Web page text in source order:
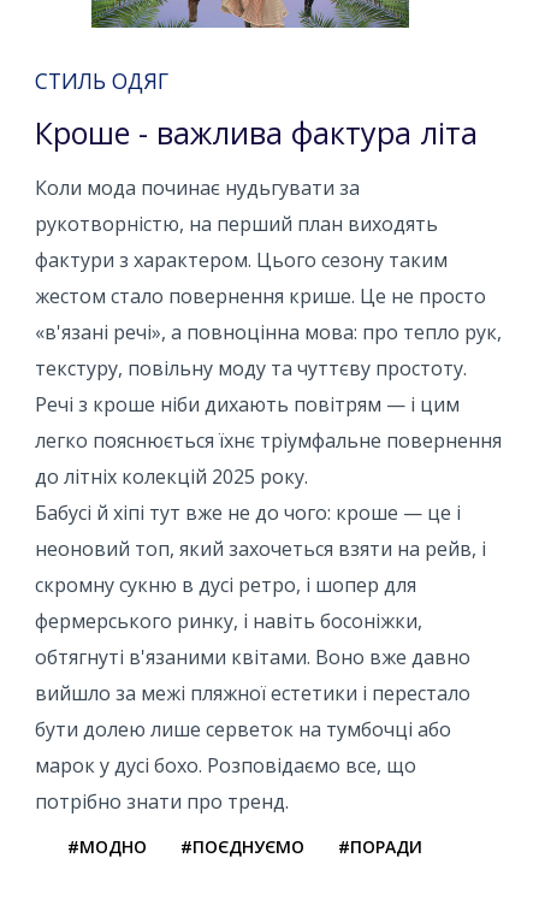
СТИЛЬ ОДЯГ
Кроше - важлива фактура літа
Коли мода починає нудьгувати за
рукотворністю, на перший план виходять
фактури з характером. Цього сезону таким
жестом стало повернення крише. Це не просто
«в'язані речі», а повноцінна мова: про тепло рук,
текстуру, повільну моду та чуттєву простоту.
Речі з кроше ніби дихають повітрям — і цим
легко пояснюється їхнє тріумфальне повернення
до літніх колекцій 2025 року.
Бабусі й хіпі тут вже не до чого: кроше — це і
неоновий топ, який захочеться взяти на рейв, і
скромну сукню в дусі ретро, ​​і шопер для
фермерського ринку, і навіть босоніжки,
обтягнуті в'язаними квітами. Воно вже давно
вийшло за межі пляжної естетики і перестало
бути долею лише серветок на тумбочці або
марок у дусі бохо. Розповідаємо все, що
потрібно знати про тренд.
#МОДНО #ПОЄДНУЄМО #ПОРАДИ